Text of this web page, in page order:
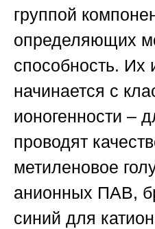
группой
определяющих
способность. Их
начинается с
ионогенности –
проводят
метиленовое
анионных ПАВ,
синий для